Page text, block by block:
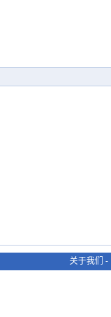
关于我们 -